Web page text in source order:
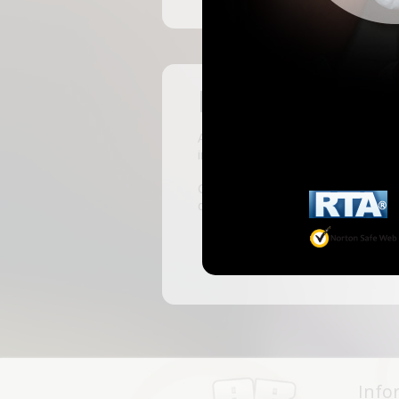
Pas encore
ABKingdom est le site français de
inscrivant, vous pourrez accéder
C'est rapide et gratuit, des milliers
discussions, faire des rencontres,